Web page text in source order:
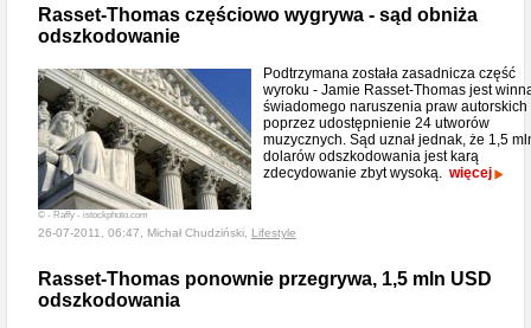
Rasset-Thomas częściowo wygrywa - sąd obniża
odszkodowanie
© - Raffy - istockphoto.com
Podtrzymana została zasadnicza część
wyroku - Jamie Rasset-Thomas jest
świadomego naruszenia praw autorskich
poprzez udostępnienie 24 utworów
muzycznych. Sąd uznał jednak, że 1,5
dolarów odszkodowania jest karą
zdecydowanie zbyt wysoką. więcej
26-07-2011, 06:47, Michał Chudziński, Lifestyle
Rasset-Thomas ponownie przegrywa, 1,5 mln USD
odszkodowania